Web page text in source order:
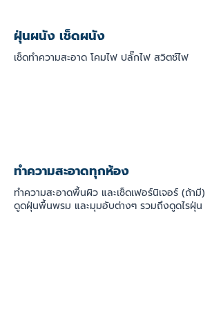
ฝุ่นผนัง เช็ดผนัง
เช็ดทำความสะอาด โคมไฟ ปลั๊กไฟ สวิตช์ไฟ
ทำความสะอาดทุกห้อง
ทำความสะอาดพื้นผิว และเช็ดเฟอร์นิเจอร์ (ถ้ามี)
ดูดฝุ่นพื้นพรม และมุมอับต่างๆ รวมถึงดูดไรฝุ่น